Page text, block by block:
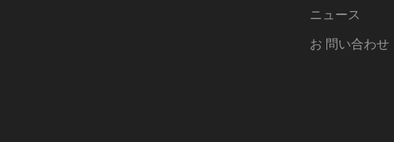
ニュース
お 問い合わせ